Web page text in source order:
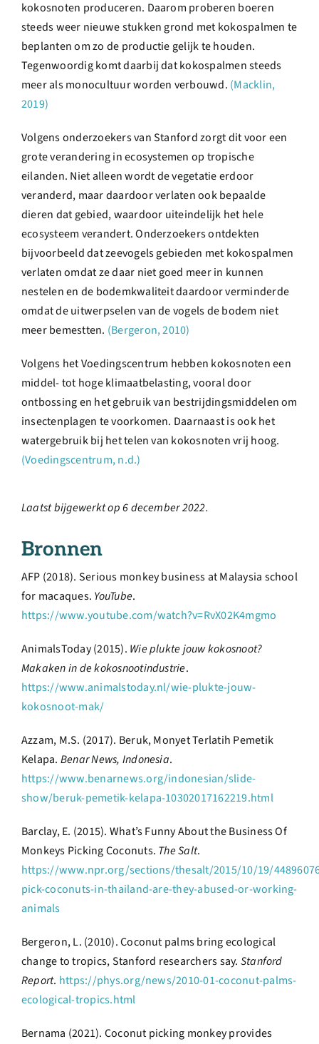
kokosnoten produceren. Daarom proberen boeren
steeds weer nieuwe stukken grond met kokospalmen te
beplanten om zo de productie gelijk te houden.
Tegenwoordig komt daarbij dat kokospalmen steeds
meer als monocultuur worden verbouwd. (Macklin,
2019)
Volgens onderzoekers van Stanford zorgt dit voor een
grote verandering in ecosystemen op tropische
eilanden. Niet alleen wordt de vegetatie erdoor
veranderd, maar daardoor verlaten ook bepaalde
dieren dat gebied, waardoor uiteindelijk het hele
ecosysteem verandert. Onderzoekers ontdekten
bijvoorbeeld dat zeevogels gebieden met kokospalmen
verlaten omdat ze daar niet goed meer in kunnen
nestelen en de bodemkwaliteit daardoor verminderde
omdat de uitwerpselen van de vogels de bodem niet
meer bemestten. (Bergeron, 2010)
Volgens het Voedingscentrum hebben kokosnoten een
middel- tot hoge klimaatbelasting, vooral door
ontbossing en het gebruik van bestrijdingsmiddelen om
insectenplagen te voorkomen. Daarnaast is ook het
watergebruik bij het telen van kokosnoten vrij hoog.
(Voedingscentrum, n.d.)
Laatst bijgewerkt op 6 december 2022.
Bronnen
AFP (2018). Serious monkey business at Malaysia school
for macaques. YouTube.
https://www.youtube.com/watch?v=RvX02K4mgmo
AnimalsToday (2015). Wie plukte jouw kokosnoot?
Makaken in de kokosnootindustrie.
https://www.animalstoday.nl/wie-plukte-jouw-
kokosnoot-mak/
Azzam, M.S. (2017). Beruk, Monyet Terlatih Pemetik
Kelapa. Benar News, Indonesia.
https://www.benarnews.org/indonesian/slide-
show/beruk-pemetik-kelapa-10302017162219.html
Barclay, E. (2015). What’s Funny About the Business Of
Monkeys Picking Coconuts. The Salt.
https://www.npr.org/sections/thesalt/2015/10/19/
pick-coconuts-in-thailand-are-they-abused-or-working-
animals
Bergeron, L. (2010). Coconut palms bring ecological
change to tropics, Stanford researchers say. Stanford
Report. https://phys.org/news/2010-01-coconut-palms-
ecological-tropics.html
Bernama (2021). Coconut picking monkey provides